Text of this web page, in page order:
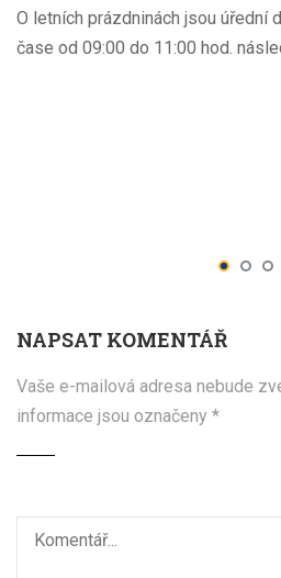
O letních prázdninách jsou úřední
čase od 09:00 do 11:00 hod.
NAPSAT KOMENTÁŘ
Vaše e-mailová adresa nebude
informace jsou označeny *